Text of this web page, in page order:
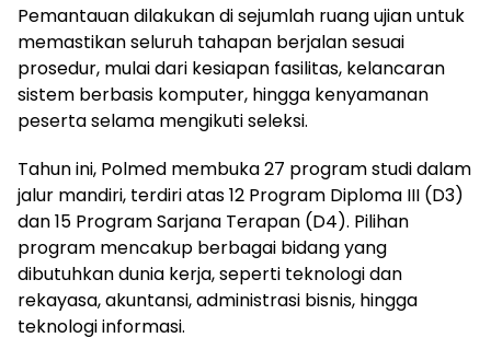
Pemantauan dilakukan di sejumlah ruang ujian untuk
memastikan seluruh tahapan berjalan sesuai
prosedur, mulai dari kesiapan fasilitas, kelancaran
sistem berbasis komputer, hingga kenyamanan
peserta selama mengikuti seleksi.
Tahun ini, Polmed membuka 27 program studi dalam
jalur mandiri, terdiri atas 12 Program Diploma III (D3)
dan 15 Program Sarjana Terapan (D4). Pilihan
program mencakup berbagai bidang yang
dibutuhkan dunia kerja, seperti teknologi dan
rekayasa, akuntansi, administrasi bisnis, hingga
teknologi informasi.